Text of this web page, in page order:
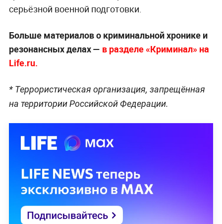
серьёзной военной подготовки.
Больше материалов о криминальной хронике и
резонансных делах — в разделе «Криминал» на
Life.ru.
* Террористическая организация, запрещённая
на территории Российской Федерации.